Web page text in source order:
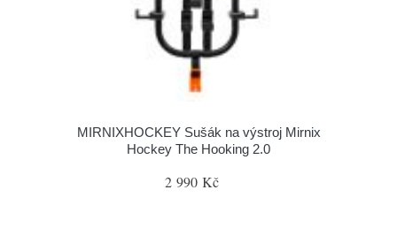
MIRNIXHOCKEY Sušák na výstroj Mirnix
Hockey The Hooking 2.0
2 990 Kč